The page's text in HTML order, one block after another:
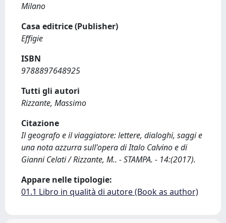
Milano
Casa editrice (Publisher)
Effigie
ISBN
9788897648925
Tutti gli autori
Rizzante, Massimo
Citazione
Il geografo e il viaggiatore: lettere, dialoghi, saggi e
una nota azzurra sull'opera di Italo Calvino e di
Gianni Celati / Rizzante, M.. - STAMPA. - 14:(2017).
Appare nelle tipologie:
01.1 Libro in qualità di autore (Book as author)